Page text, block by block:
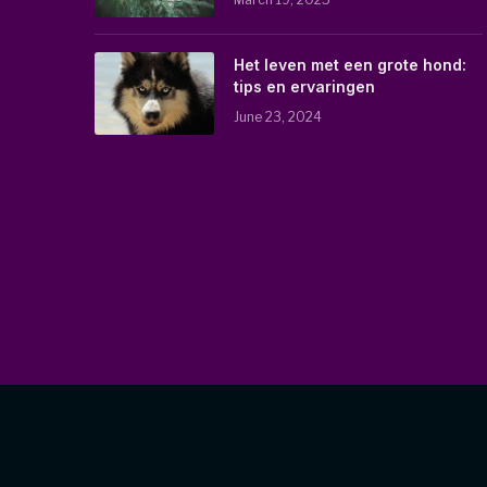
Het leven met een grote hond:
tips en ervaringen
June 23, 2024